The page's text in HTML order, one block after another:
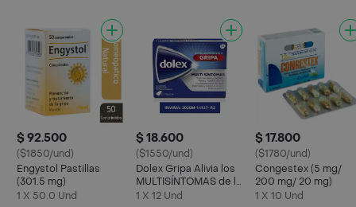
$ 92.500
($1850/und)
Engystol Pastillas
(301.5 mg)
1 X 50.0 Und
$ 18.600
($1550/und)
Dolex Gripa Alivia los
MULTISÍNTOMAS de la
Gripa X 12 tabs
1 X 12 Und
$ 17.800
($1780/und)
Congestex (5 mg/
200 mg/ 20 mg)
1 X 10 Und